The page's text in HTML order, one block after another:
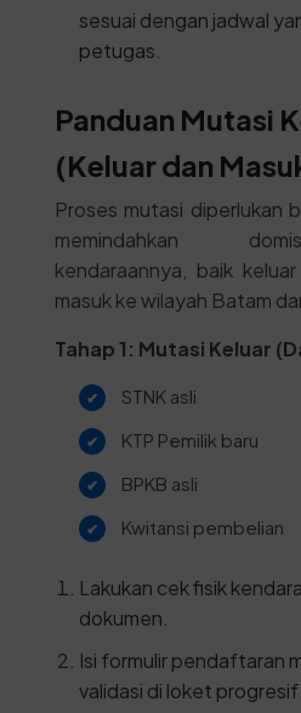
sesuai dengan jadwal
petugas.
Panduan Mutasi
(Keluar dan
Proses mutasi diperlukan
memindahkan
kendaraannya, baik
masuk ke wilayah Batam
Tahap 1: Mutasi Keluar
STNK asli
KTP Pemilik baru
BPKB asli
Kwitansi pembelian
Lakukan cek fisik
dokumen.
Isi formulir pendaftaran
validasi di loket progresif.